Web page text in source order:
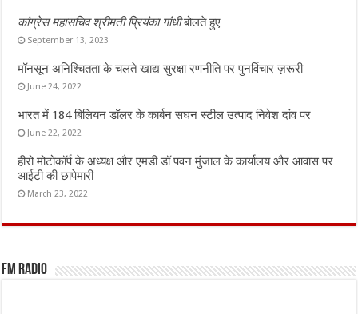
कांग्रेस महासचिव श्रीमती प्रियंका गांधीबोलते हुए
September 13, 2023
मॉनसून अनिश्चितता के चलते खाद्य सुरक्षा रणनीति पर पुनर्विचार ज़रूरी
June 24, 2022
भारत में 184 बिलियन डॉलर के कार्बन सघन स्टील उत्पाद निवेश दांव पर
June 22, 2022
हीरो मोटोकॉर्प के अध्यक्ष और एमडी डॉ पवन मुंजाल के कार्यालय और आवास पर
आईटी की छापेमारी
March 23, 2022
FM Radio